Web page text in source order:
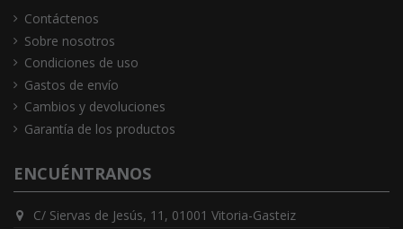
Contáctenos
Sobre nosotros
Condiciones de uso
Gastos de envío
Cambios y devoluciones
Garantía de los productos
ENCUÉNTRANOS
C/ Siervas de Jesús, 11, 01001 Vitoria-Gasteiz